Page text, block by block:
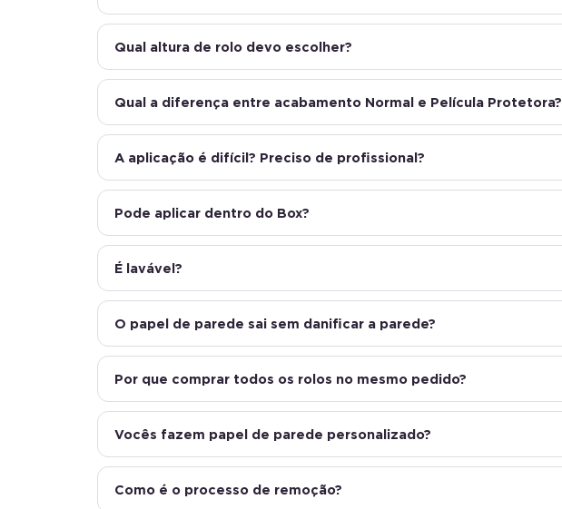
Qual altura de rolo devo escolher?
Qual a diferença entre acabamento Normal e Película Protetora?
A aplicação é difícil? Preciso de profissional?
Pode aplicar dentro do Box?
É lavável?
O papel de parede sai sem danificar a parede?
Por que comprar todos os rolos no mesmo pedido?
Vocês fazem papel de parede personalizado?
Como é o processo de remoção?